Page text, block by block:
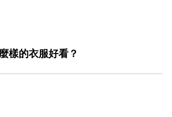
樣的衣服好看？